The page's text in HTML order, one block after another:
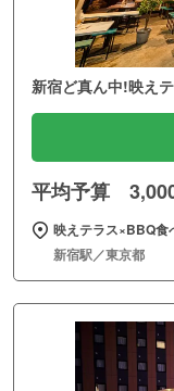
新宿ど真ん中!映え
平均予算
映えテラス×BBQ食
新宿駅／東京都